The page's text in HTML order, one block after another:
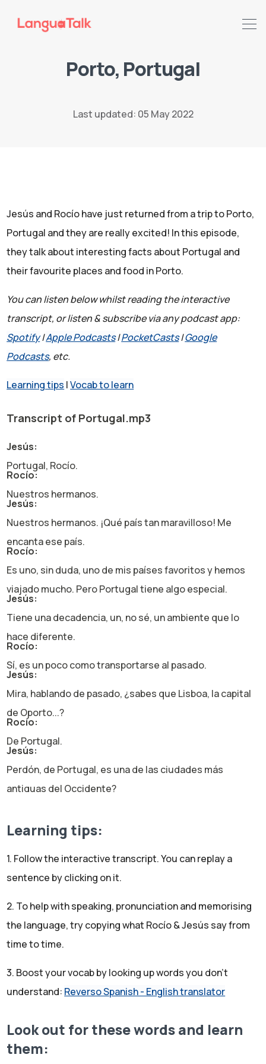
Porto, Portugal
Last updated: 05 May 2022
Jesús and Rocío have just returned from a trip to Porto,
Portugal and they are really excited! In this episode,
they talk about interesting facts about Portugal and
their favourite places and food in Porto.
You can listen below whilst reading the interactive
transcript, or listen & subscribe via any podcast app:
Spotify|Apple Podcasts|PocketCasts|Google
Podcasts, etc.
Learning tips |Vocab to learn
Transcript of Portugal.mp3
Jesús:
Portugal, Rocío.
Rocío:
Nuestros hermanos.
Jesús:
Nuestros hermanos. ¡Qué país tan maravilloso! Me
encanta ese país.
Rocío:
Es uno, sin duda, uno de mis países favoritos y hemos
viajado mucho. Pero Portugal tiene algo especial.
Jesús:
Tiene una decadencia, un, no sé, un ambiente que lo
hace diferente.
Rocío:
Sí, es un poco como transportarse al pasado.
Jesús:
Mira, hablando de pasado, ¿sabes que Lisboa, la capital
de Oporto...?
Rocío:
De Portugal.
Jesús:
Perdón, de Portugal, es una de las ciudades más
antiguas del Occidente?
Jesús:
Rocío:
Madre mía.
Jesús:
A ver, que tampoco me extraña. Porque Cádiz, mi Cádiz,
también. Fueron ciudades fundadas por los fenicios, no
por los romanos. Y bueno, ¿qué más te puedo decir de
Rocío:
Me gusta el fado, pero me resulta un poco triste.
Jesús:
personalidad portuguesa de recrearse un poco en el
sentimiento de tristeza y alegría y de esperanza a la
Learning tips:
1. Follow the interactive transcript. You can replay a
sentence by clicking on it.
2. To help with speaking, pronunciation and memorising
the language, try copying what Rocío & Jesús say from
time to time.
3. Boost your vocab by looking up words you don't
understand: Reverso Spanish - English translator
Look out for these words and learn
them: